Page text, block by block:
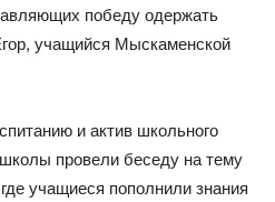
победу одержать
учащийся Мыскаменской
и актив школьного
провели беседу на тему
учащиеся пополнили знания